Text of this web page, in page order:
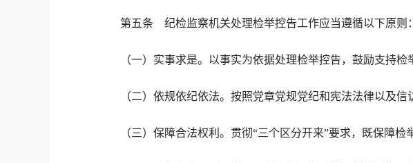
第五条 纪检监察机关处理检举控告工作应当遵循以下原则：
（一）实事求是。以事实为依据处理检举控告，鼓励支持检
（二）依规依纪依法。按照党章党规党纪和宪法法律以及信
（三）保障合法权利。贯彻“三个区分开来”要求，既保障检